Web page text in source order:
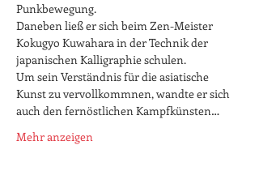
Punkbewegung.
Daneben ließ er sich beim Zen-Meister
Kokugyo Kuwahara in der Technik der
japanischen Kalligraphie schulen.
Um sein Verständnis für die asiatische
Kunst zu vervollkommnen, wandte er sich
auch den fernöstlichen Kampfkünsten…
Mehr anzeigen